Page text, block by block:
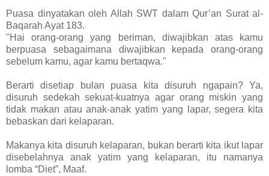
Puasa dinyatakan oleh Allah SWT dalam Qur’an Surat al-
Baqarah Ayat 183.
"Hai orang-orang yang beriman, diwajibkan atas kamu
berpuasa sebagaimana diwajibkan kepada orang-orang
sebelum kamu, agar kamu bertaqwa."
Berarti disetiap bulan puasa kita disuruh ngapain? Ya,
disuruh sedekah sekuat-kuatnya agar orang miskin yang
tidak makan atau anak-anak yatim yang lapar, segera kita
bebaskan dari kelaparan.
Makanya kita disuruh kelaparan, bukan berarti kita ikut lapar
disebelahnya anak yatim yang kelaparan, itu namanya
lomba “Diet”, Maaf.